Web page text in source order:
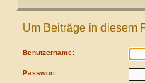
Um Beiträge in diesem
Benutzername:
Passwort: